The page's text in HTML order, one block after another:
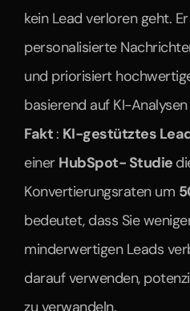
kein Lead verloren geht.
personalisierte
und priorisiert
basierend auf KI-
Fakt : KI-gestütztes
einer HubSpot- Studie
Konvertierungsraten um
bedeutet, dass Sie
minderwertigen Leads
darauf verwenden,